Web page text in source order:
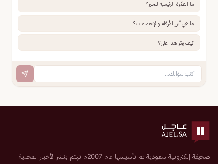
ما الفكرة الرئيسية للخبر؟
ما هي أبرز الأرقام والإحصاءات؟
كيف يؤثر هذا علي؟
صحيفة إلكترونية سعودية تم تأسيسها عام 2007م تهتم بنشر الأخبار المحلية